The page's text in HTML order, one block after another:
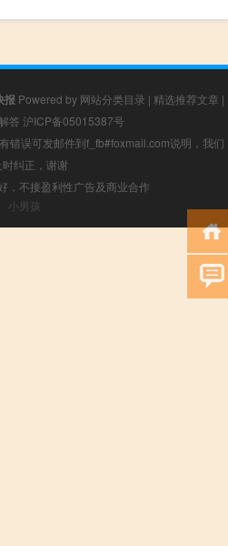
报 Powered by 网站分类目录 | 精选推荐文章 |
答 沪ICP备05015387号
错误可发邮件到f_fb#foxmail.com说明，我们
时纠正，谢谢
，不接盈利性广告及商业合作
小男孩